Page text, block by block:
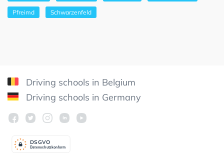
Pfreimd Schwarzenfeld
Driving schools in Belgium
Driving schools in Germany
Datenschutzkonform
DSGVO